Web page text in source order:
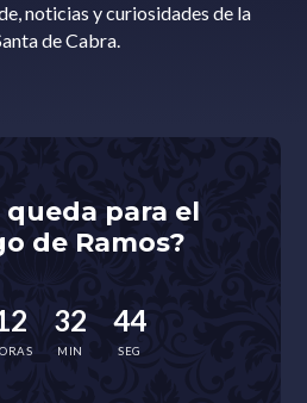
noticias y curiosidades de la
de Cabra.
queda para el
de Ramos?
32
MIN
43
SEG